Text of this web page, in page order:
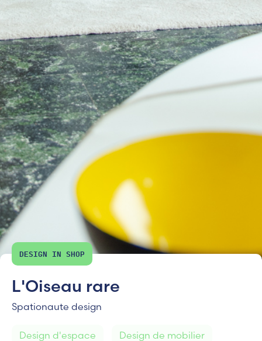
DESIGN IN SHOP
L'Oiseau rare
Spationaute design
Design d'espace Design de mobilier